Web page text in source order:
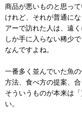
商品が悪いものと思っ
けれど、それが普通に
アーで訪れた人は、遠
しか手に入らない稀少
なんですよね。
一番多く並んでいた魚
方法、食べ方の提案、
そういうものが本来は
い。